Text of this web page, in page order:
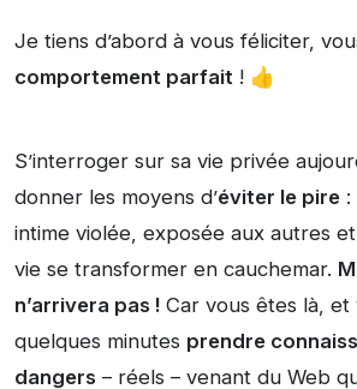
Je tiens d’abord à vous féliciter,
comportement parfait ! 👍
S’interroger sur sa vie privée
donner les moyens d’éviter le pire
intime violée, exposée aux autres
vie se transformer en cauchemar.
n’arrivera pas ! Car vous êtes là, et
quelques minutes prendre
dangers – réels – venant du Web